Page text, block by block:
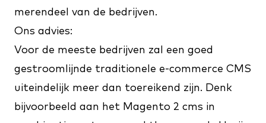
merendeel van de bedrijven.
Ons advies:
Voor de meeste bedrijven zal een goed
gestroomlijnde traditionele e-commerce CMS
uiteindelijk meer dan toereikend zijn. Denk
bijvoorbeeld aan het Magento 2 cms in